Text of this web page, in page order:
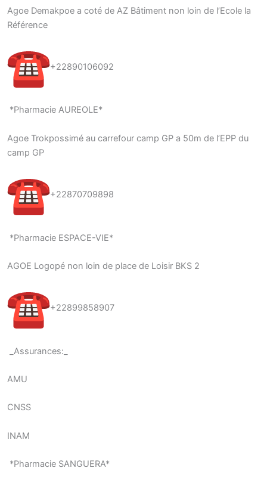
Agoe Demakpoe a coté de AZ Bâtiment non loin de l’Ecole la
Référence
+22890106092
*Pharmacie AUREOLE*
Agoe Trokpossimé au carrefour camp GP a 50m de l’EPP du
camp GP
+22870709898
*Pharmacie ESPACE-VIE*
AGOE Logopé non loin de place de Loisir BKS 2
+22899858907
_Assurances:_
AMU
CNSS
INAM
*Pharmacie SANGUERA*